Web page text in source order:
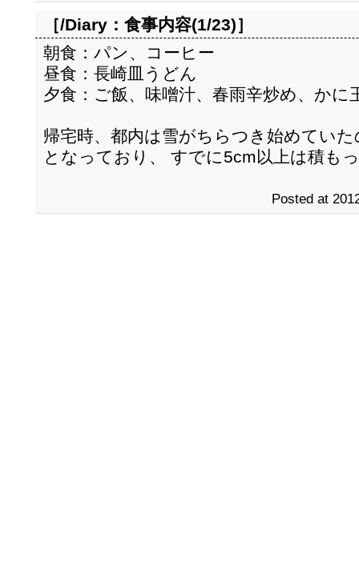
［/Diary： 食事内容(1/23)］
朝食：パン、コーヒー
昼食：長崎皿うどん
夕食：ご飯、味噌汁、春雨辛炒め、かに
帰宅時、都内は雪がちらつき始めてい
となっており、 すでに5cm以上は積も
Posted at